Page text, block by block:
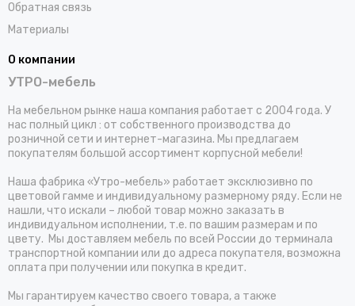
Обратная связь
Материалы
О компании
УТРО-мебель
На мебельном рынке наша компания работает с 2004 года. У
нас полный цикл : от собственного производства до
розничной сети и интернет-магазина. Мы предлагаем
покупателям большой ассортимент корпусной мебели!
Наша фабрика «Утро-мебель» работает эксклюзивно по
цветовой гамме и индивидуальному размерному ряду. Если не
нашли, что искали – любой товар можно заказать в
индивидуальном исполнении, т.е. по вашим размерам и по
цвету. Мы доставляем мебель по всей России до терминала
транспортной компании или до адреса покупателя, возможна
оплата при получении или покупка в кредит.
Мы гарантируем качество своего товара, а также